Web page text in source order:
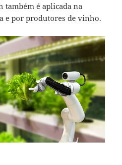
também é aplicada na
por produtores de vinho.